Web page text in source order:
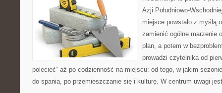
Azji Południowo-
miejsce powstało z myślą
zamienić ogólne marzenie
plan, a potem w
prowadzi czytelnika od
polecieć” aż po codzienność na miejscu: od tego, w jakim
do spania, po przemieszczanie się i kulturę. W centrum uwagi